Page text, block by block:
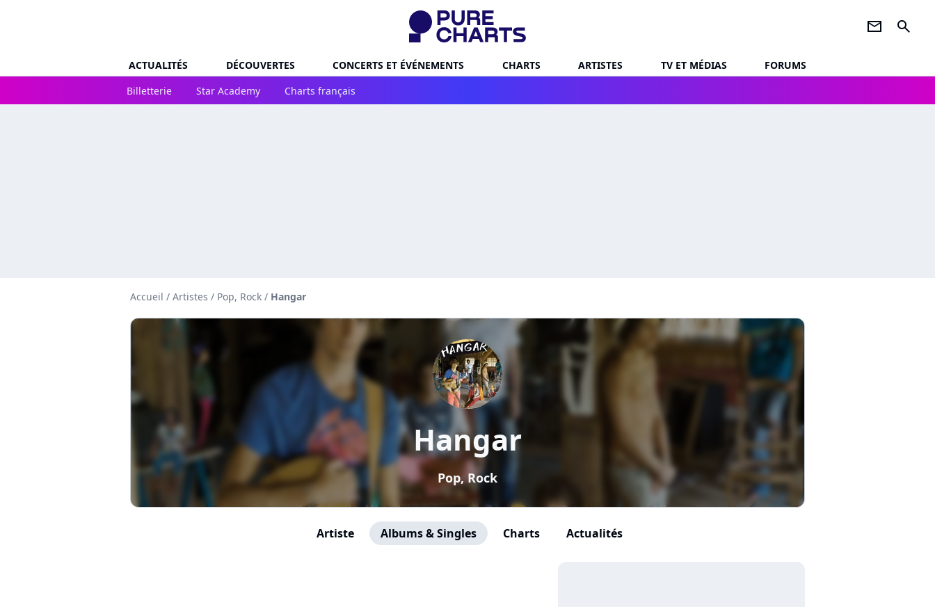
newsletter search
ACTUALITÉS DÉCOUVERTES CONCERTS ET ÉVÉNEMENTS CHARTS ARTISTES TV ET MÉDIAS
FORUMS
Billetterie
Star Academy Charts français
Accueil / Artistes / Pop, Rock / Hangar
Hangar
Pop, Rock
Artiste Albums & Singles Charts Actualités